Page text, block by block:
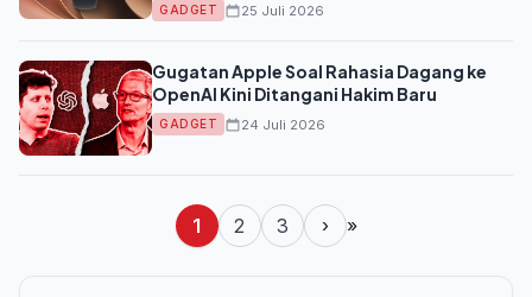
GADGET 25 Juli 2026
Gugatan Apple Soal Rahasia Dagang ke
OpenAI Kini Ditangani Hakim Baru
GADGET 24 Juli 2026
1 2 3 › »